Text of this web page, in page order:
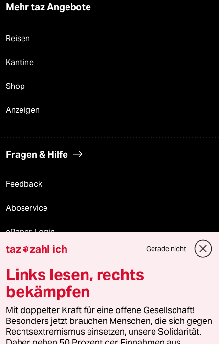
Mehr taz Angebote
Reisen
Kantine
Shop
Anzeigen
Fragen & Hilfe
Feedback
Aboservice
ePaper Login
Downloads für Abonnierende
© 2026 taz Verlags und Vertriebs GmbH
Alle Rechte vorbehalten. Bei rechtlichen Fragen oder für Genehmigungen
wenden Sie sich bitte an
lizenzen@taz.de
taz zahl ich Gerade nicht
Links lesen, rechts
bekämpfen
Mit doppelter Kraft für eine offene Gesellschaft!
Besonders jetzt brauchen Menschen, die sich gegen
Rechtsextremismus einsetzen, unsere Solidarität.